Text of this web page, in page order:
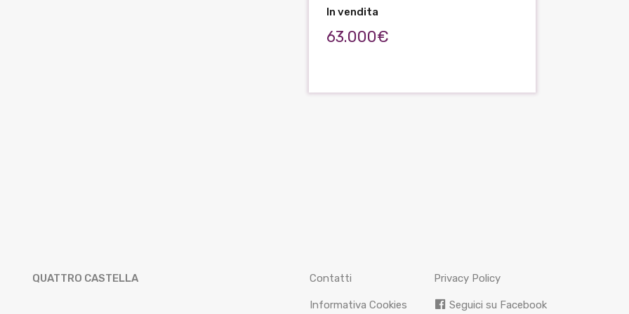
In vendita
63.000€
QUATTRO CASTELLA Contatti Privacy Policy
Informativa Cookies Seguici su Facebook